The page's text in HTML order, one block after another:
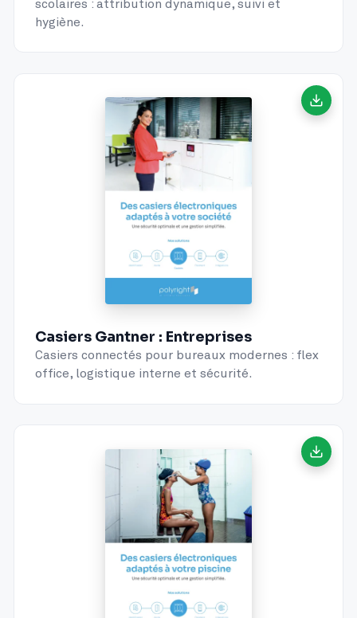
scolaires : attribution dynamique, suivi et
hygiène.
Casiers Gantner : Entreprises
Casiers connectés pour bureaux modernes : flex
office, logistique interne et sécurité.